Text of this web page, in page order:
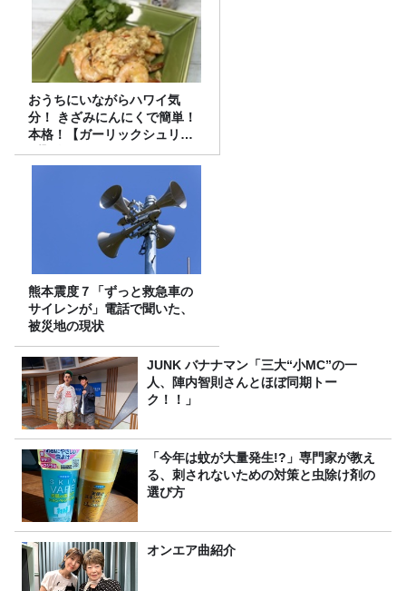
おうちにいながらハワイ気
分！ きざみにんにくで簡単！
本格！【ガーリックシュリン
プ】 桃屋のかんたんレシピ
熊本震度７「ずっと救急車の
サイレンが」電話で聞いた、
被災地の現状
JUNK バナナマン「三大“小MC”の一
人、陣内智則さんとほぼ同期トー
ク！！」
「今年は蚊が大量発生!?」専門家が教え
る、刺されないための対策と虫除け剤の
選び方
オンエア曲紹介